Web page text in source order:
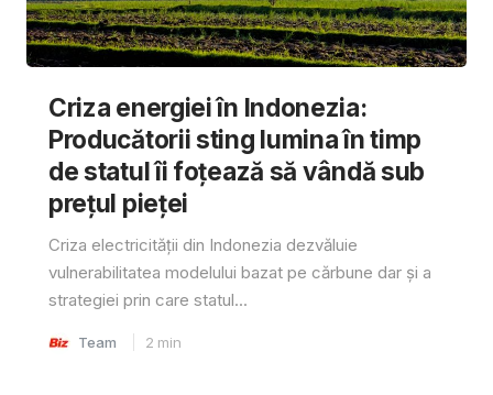
Criza energiei în Indonezia:
Producătorii sting lumina în timp
de statul îi foțează să vândă sub
prețul pieței
Criza electricității din Indonezia dezvăluie
vulnerabilitatea modelului bazat pe cărbune dar și a
strategiei prin care statul...
Team 2 min